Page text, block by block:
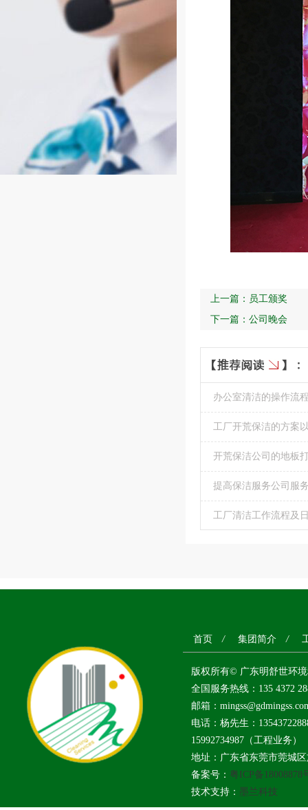
上一篇： 员工颁奖
下一篇： 公司晚会
办公室清洁的操作流
工厂开荒保洁的方案
开荒保洁公司的地板
提高保洁服务公司服
工厂清洁工作流程及
首页 / 集团简介 /
版权所有© 广东明舒世环
全国服务热线：135 4372
邮箱：
电话：杨先生：
15992734987（工程业务）
地址：广东省东莞市莞城
备案号： 粤ICP备18008878
技术支持： 墨兰科技